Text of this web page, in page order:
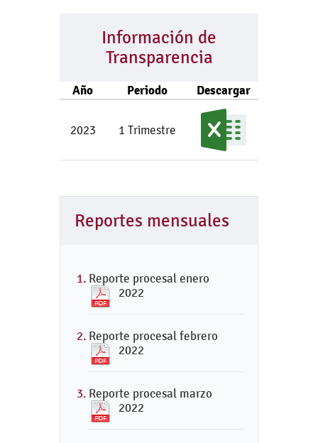
Información de
Transparencia
Año Periodo Descargar
2023 1 Trimestre
Reportes mensuales
Reporte procesal enero
2022
Reporte procesal febrero
2022
Reporte procesal marzo
2022